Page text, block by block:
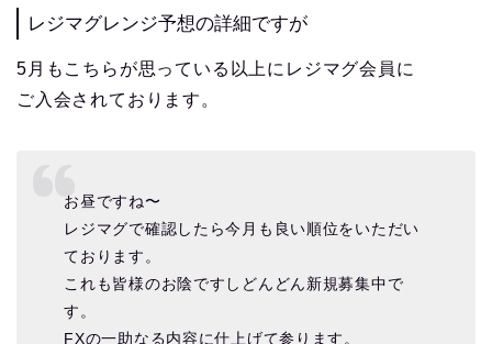
レジマグレンジ予想の詳細ですが
5月もこちらが思っている以上にレジマグ会員に
ご入会されております。
お昼ですね〜
レジマグで確認したら今月も良い順位をいただい
ております。
これも皆様のお陰ですしどんどん新規募集中で
す。
FXの一助なる内容に仕上げて参ります。